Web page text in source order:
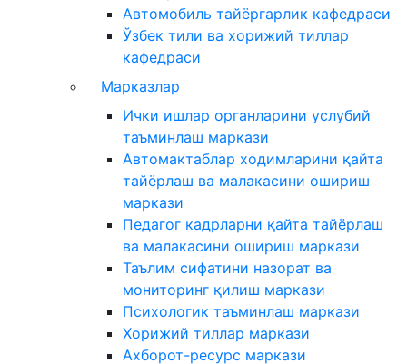
Автомобиль тайёргарлик кафедраси
Ўзбек тили ва хорижий тиллар
кафедраси
Марказлар
Ички ишлар органларини услубий
таъминлаш маркази
Автомактаблар ходимларини қайта
тайёрлаш ва малакасини ошириш
маркази
Педагог кадрларни қайта тайёрлаш
ва малакасини ошириш маркази
Таълим сифатини назорат ва
мониторинг қилиш маркази
Психологик таъминлаш маркази
Хорижий тиллар маркази
Ахборот-ресурс маркази